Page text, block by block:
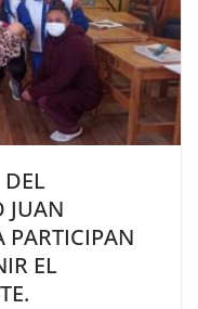
DEL
JUAN
PARTICIPAN
EL